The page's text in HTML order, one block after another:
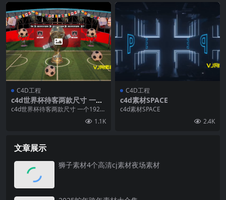
C4D工程
c4d世界杯待客两款尺寸 一个
1920×1080 另一个长屏通用
c4d世界杯待客两款尺寸 一个1920
1.1K
C4D工程
c4d素材SPACE
c4d素材SPACE
2.4K
文章展示
狮子素材4个高清cj素材夜场素材